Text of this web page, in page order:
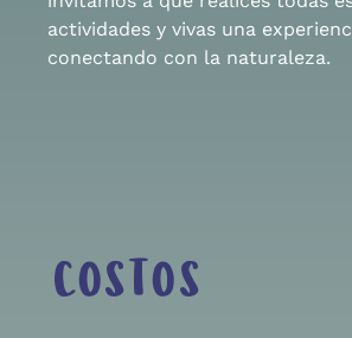
actividades y vivas una
conectando con la naturaleza.
COSTOS